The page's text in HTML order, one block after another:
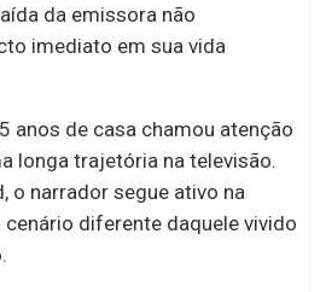
da emissora não
imediato em sua vida
anos de casa chamou atenção
longa trajetória na televisão.
o narrador segue ativo na
diferente daquele vivido